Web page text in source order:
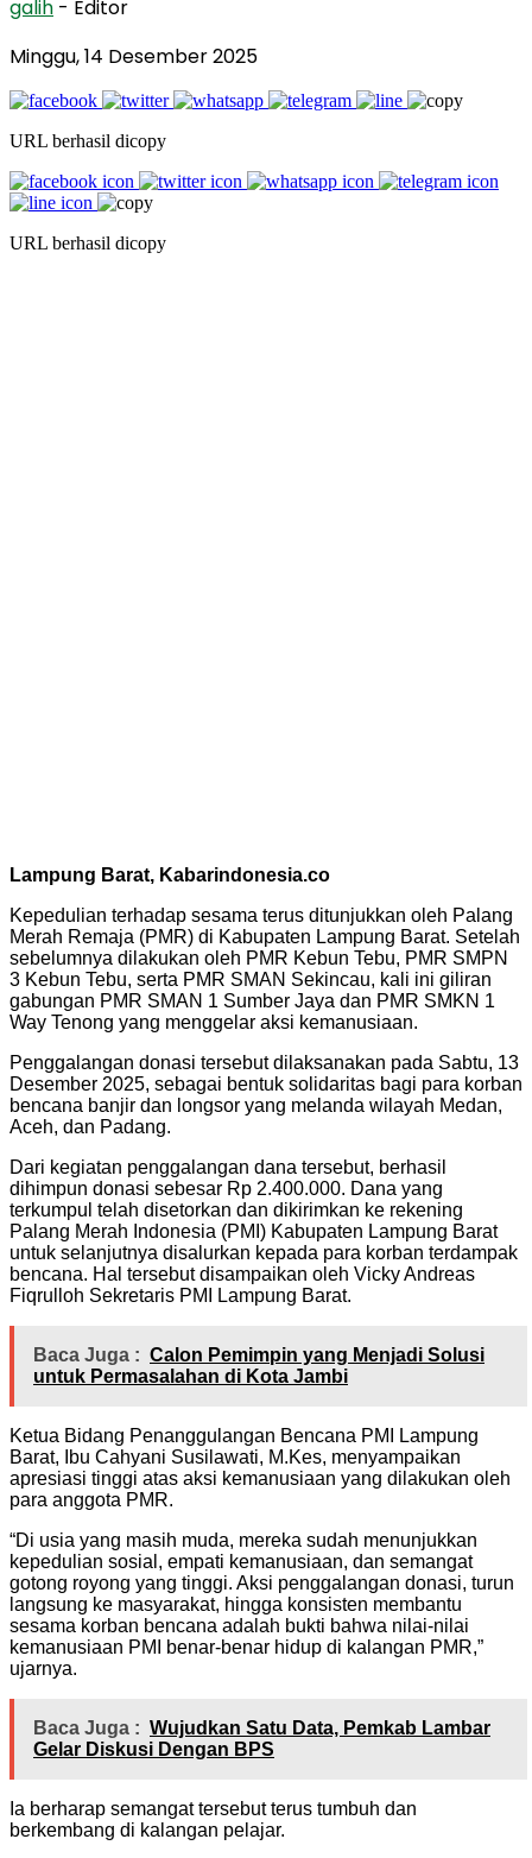
galih - Editor
Minggu, 14 Desember 2025
URL berhasil dicopy
URL berhasil dicopy
Lampung Barat, Kabarindonesia.co
Kepedulian terhadap sesama terus ditunjukkan oleh Palang
Merah Remaja (PMR) di Kabupaten Lampung Barat. Setelah
sebelumnya dilakukan oleh PMR Kebun Tebu, PMR SMPN
3 Kebun Tebu, serta PMR SMAN Sekincau, kali ini giliran
gabungan PMR SMAN 1 Sumber Jaya dan PMR SMKN 1
Way Tenong yang menggelar aksi kemanusiaan.
Penggalangan donasi tersebut dilaksanakan pada Sabtu, 13
Desember 2025, sebagai bentuk solidaritas bagi para korban
bencana banjir dan longsor yang melanda wilayah Medan,
Aceh, dan Padang.
Dari kegiatan penggalangan dana tersebut, berhasil
dihimpun donasi sebesar Rp 2.400.000. Dana yang
terkumpul telah disetorkan dan dikirimkan ke rekening
Palang Merah Indonesia (PMI) Kabupaten Lampung Barat
untuk selanjutnya disalurkan kepada para korban terdampak
bencana. Hal tersebut disampaikan oleh Vicky Andreas
Fiqrulloh Sekretaris PMI Lampung Barat.
Baca Juga : Calon Pemimpin yang Menjadi Solusi
untuk Permasalahan di Kota Jambi
Ketua Bidang Penanggulangan Bencana PMI Lampung
Barat, Ibu Cahyani Susilawati, M.Kes, menyampaikan
apresiasi tinggi atas aksi kemanusiaan yang dilakukan oleh
para anggota PMR.
“Di usia yang masih muda, mereka sudah menunjukkan
kepedulian sosial, empati kemanusiaan, dan semangat
gotong royong yang tinggi. Aksi penggalangan donasi, turun
langsung ke masyarakat, hingga konsisten membantu
sesama korban bencana adalah bukti bahwa nilai-nilai
kemanusiaan PMI benar-benar hidup di kalangan PMR,”
ujarnya.
Baca Juga : Wujudkan Satu Data, Pemkab Lambar
Gelar Diskusi Dengan BPS
Ia berharap semangat tersebut terus tumbuh dan
berkembang di kalangan pelajar.